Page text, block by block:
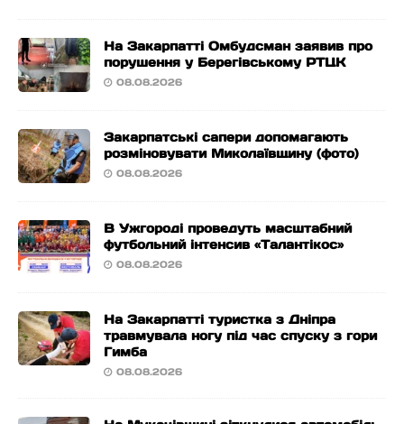
На Закарпатті Омбудсман заявив про
порушення у Берегівському РТЦК
08.08.2026
Закарпатські сапери допомагають
розміновувати Миколаївщину (фото)
08.08.2026
В Ужгороді проведуть масштабний
футбольний інтенсив «Талантікос»
08.08.2026
На Закарпатті туристка з Дніпра
травмувала ногу під час спуску з гори
Гимба
08.08.2026